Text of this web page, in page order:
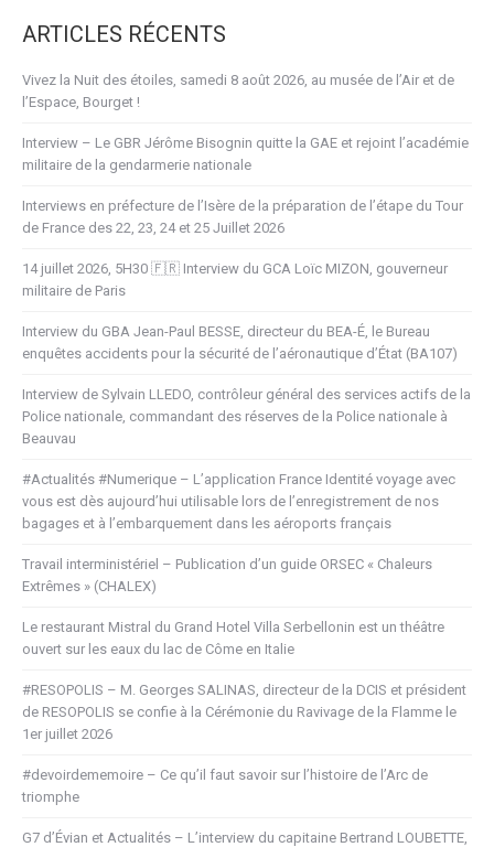
ARTICLES RÉCENTS
Vivez la Nuit des étoiles, samedi 8 août 2026, au musée de l’Air et de
l’Espace, Bourget !
Interview – Le GBR Jérôme Bisognin quitte la GAE et rejoint l’académie
militaire de la gendarmerie nationale
Interviews en préfecture de l’Isère de la préparation de l’étape du Tour
de France des 22, 23, 24 et 25 Juillet 2026
14 juillet 2026, 5H30 🇫🇷 Interview du GCA Loïc MIZON, gouverneur
militaire de Paris
Interview du GBA Jean-Paul BESSE, directeur du BEA-É, le Bureau
enquêtes accidents pour la sécurité de l’aéronautique d’État (BA107)
Interview de Sylvain LLEDO, contrôleur général des services actifs de la
Police nationale, commandant des réserves de la Police nationale à
Beauvau
#Actualités #Numerique – L’application France Identité voyage avec
vous est dès aujourd’hui utilisable lors de l’enregistrement de nos
bagages et à l’embarquement dans les aéroports français
Travail interministériel – Publication d’un guide ORSEC « Chaleurs
Extrêmes » (CHALEX)
Le restaurant Mistral du Grand Hotel Villa Serbellonin est un théâtre
ouvert sur les eaux du lac de Côme en Italie
#RESOPOLIS – M. Georges SALINAS, directeur de la DCIS et président
de RESOPOLIS se confie à la Cérémonie du Ravivage de la Flamme le
1er juillet 2026
#devoirdememoire – Ce qu’il faut savoir sur l’histoire de l’Arc de
triomphe
G7 d’Évian et Actualités – L’interview du capitaine Bertrand LOUBETTE,